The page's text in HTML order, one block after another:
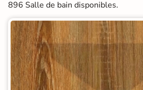
896 Salle de bain disponibles.